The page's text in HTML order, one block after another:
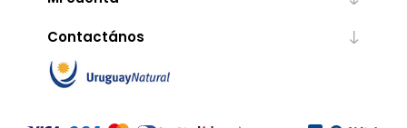
Contactános